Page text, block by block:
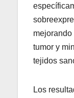
mejorando
tumor y
tejidos
Los